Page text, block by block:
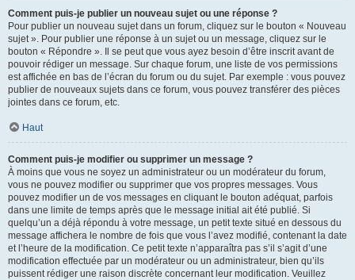
Comment puis-je publier un nouveau sujet ou une réponse ?
Pour publier un nouveau sujet dans un forum, cliquez sur le bouton « Nouveau
sujet ». Pour publier une réponse à un sujet ou un message, cliquez sur le
bouton « Répondre ». Il se peut que vous ayez besoin d’être inscrit avant de
pouvoir rédiger un message. Sur chaque forum, une liste de vos permissions
est affichée en bas de l’écran du forum ou du sujet. Par exemple : vous pouvez
publier de nouveaux sujets dans ce forum, vous pouvez transférer des pièces
jointes dans ce forum, etc.
Haut
Comment puis-je modifier ou supprimer un message ?
À moins que vous ne soyez un administrateur ou un modérateur du forum,
vous ne pouvez modifier ou supprimer que vos propres messages. Vous
pouvez modifier un de vos messages en cliquant le bouton adéquat, parfois
dans une limite de temps après que le message initial ait été publié. Si
quelqu’un a déjà répondu à votre message, un petit texte situé en dessous du
message affichera le nombre de fois que vous l’avez modifié, contenant la date
et l’heure de la modification. Ce petit texte n’apparaîtra pas s’il s’agit d’une
modification effectuée par un modérateur ou un administrateur, bien qu’ils
puissent rédiger une raison discrète concernant leur modification. Veuillez